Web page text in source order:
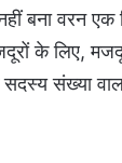
वरन एक
के लिए,
संख्या